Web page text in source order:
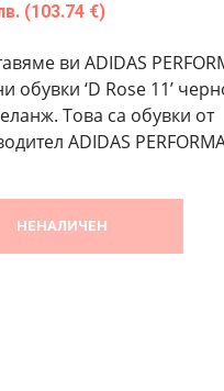
(103.74 €)
ви ADIDAS
обувки ‘D Rose 11’
Това са обувки от
ADIDAS
НЕНАЛИЧЕН